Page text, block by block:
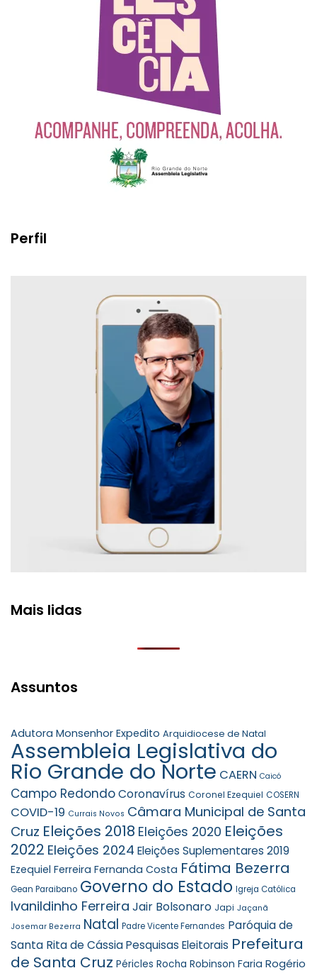
Perfil
Mais lidas
Assuntos
Adutora Monsenhor Expedito Arquidiocese de Natal
Assembleia Legislativa do
Rio Grande do Norte CAERN Caicó
Campo RedondoCoronavírus Coronel Ezequiel COSERN
COVID-19 Currais Novos Câmara Municipal de Santa
Cruz Eleições 2018 Eleições 2020 Eleições
2022 Eleições 2024 Eleições Suplementares 2019
Ezequiel Ferreira Fernanda Costa Fátima Bezerra
Gean Paraibano Governo do Estado Igreja Católica
Ivanildinho Ferreira Jair Bolsonaro Japi Jaçanã
Josemar Bezerra Natal Padre Vicente Fernandes Paróquia de
Santa Rita de CássiaPesquisas Eleitorais Prefeitura
de Santa Cruz Péricles Rocha Robinson Faria Rogério